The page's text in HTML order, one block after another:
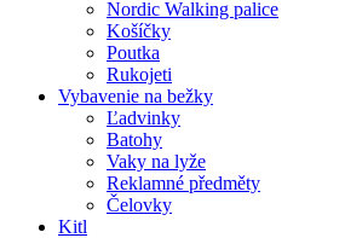
Nordic Walking palice
Košíčky
Poutka
Rukojeti
Vybavenie na bežky
Ľadvinky
Batohy
Vaky na lyže
Reklamné předměty
Čelovky
Kitl